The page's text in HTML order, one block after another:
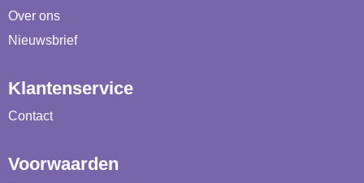
Over ons
Nieuwsbrief
Klantenservice
Contact
Voorwaarden